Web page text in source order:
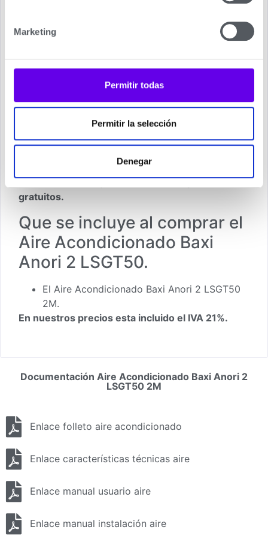
Marketing
Permitir todas
Permitir la selección
Denegar
Preguntas
mas Frecuentes
En segundo lugar comentarle puede valorar este
Aire Acondicionado Baxi Anori 2 LSGT50o en
cualquier caso también puede valorar otros
modelos de la misma marca de Aires
prefiere de otros fabricantes de Aires
Acondicionados en nuestra tienda.
Y por ultimo recordarle que realizamos envíos a
toda la Península y Baleares con los portes
gratuitos.
Que se incluye al comprar el
Aire Acondicionado Baxi
Anori 2 LSGT50.
El Aire Acondicionado Baxi Anori 2 LSGT50
2M.
En nuestros precios esta incluido el IVA 21%.
Documentación Aire Acondicionado Baxi Anori 2
LSGT50 2M
Enlace folleto aire acondicionado
Enlace características técnicas aire
Enlace manual usuario aire
Enlace manual instalación aire